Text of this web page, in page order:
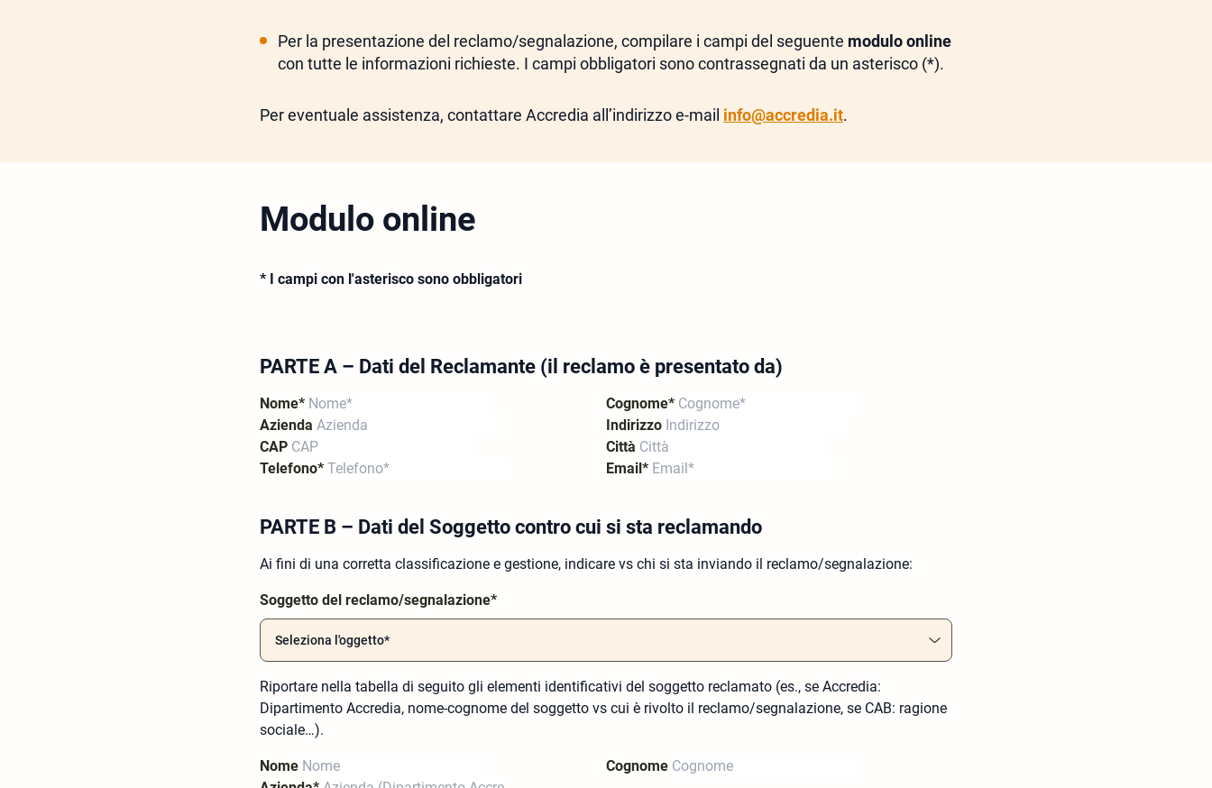
Per la presentazione del reclamo/segnalazione, compilare i campi del seguente modulo online
con tutte le informazioni richieste. I campi obbligatori sono contrassegnati da un asterisco (*).
Per eventuale assistenza, contattare Accredia all’indirizzo e-mail info@accredia.it.
Modulo online
* I campi con l'asterisco sono obbligatori
PARTE A – Dati del Reclamante (il reclamo è presentato da)
Nome*
Cognome*
Azienda
Indirizzo
CAP
Città
Telefono*
Email*
PARTE B – Dati del Soggetto contro cui si sta reclamando
Ai fini di una corretta classificazione e gestione, indicare vs chi si sta inviando il reclamo/segnalazione:
Soggetto del reclamo/segnalazione*
Riportare nella tabella di seguito gli elementi identificativi del soggetto reclamato (es., se Accredia:
Dipartimento Accredia, nome-cognome del soggetto vs cui è rivolto il reclamo/segnalazione, se CAB: ragione
sociale…).
Nome
Cognome